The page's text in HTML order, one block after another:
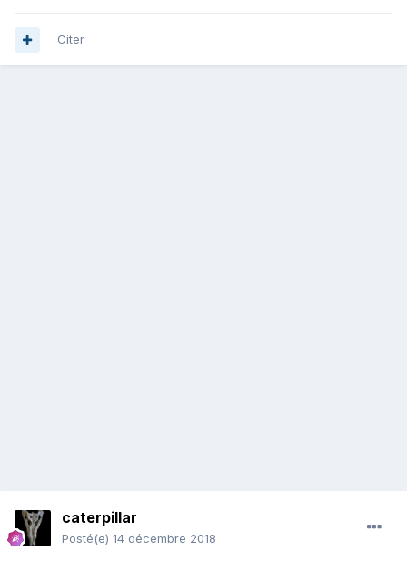
Citer
caterpillar
Posté(e) 14 décembre 2018